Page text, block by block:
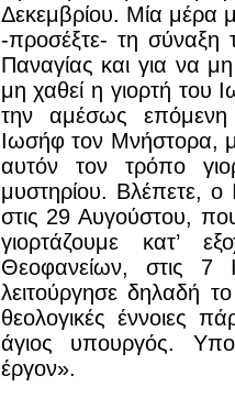
Δεκεμβρίου. Μία μέρα
-προσέξτε- τη σύναξη
Παναγίας και για να
μη χαθεί η γιορτή του
την αμέσως επόμενη
Ιωσήφ τον Μνήστορα,
αυτόν τον τρόπο
μυστηρίου. Βλέπετε,
στις 29 Αυγούστου,
γιορτάζουμε κατ’
Θεοφανείων, στις 7
λειτούργησε δηλαδή
θεολογικές έννοιες
άγιος υπουργός.
έργον».